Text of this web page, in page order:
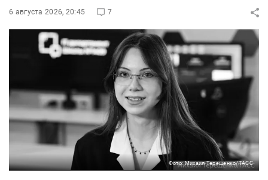
6 августа 2026, 20:45 7
Фото: Михаил Терещенко/ТАСС